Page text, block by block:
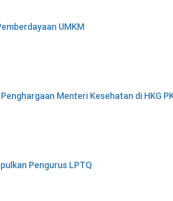
UMKM
Menteri Kesehatan di HKG
Pengurus LPTQ